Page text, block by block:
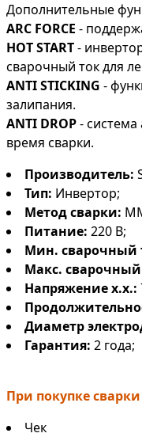
Дополнительные
ARC FORCE -
HOT START-
сварочный ток для
ANTI STICKING -
залипания.
ANTI DROP-
время сварки.
Производитель:
Тип: Инвертор;
Метод сварки:
Питание: 220 В;
Мин. сварочный
Макс. сварочный
Напряжение х.х.:
Диаметр
Гарантия: 2 года;
При покупке
Чек